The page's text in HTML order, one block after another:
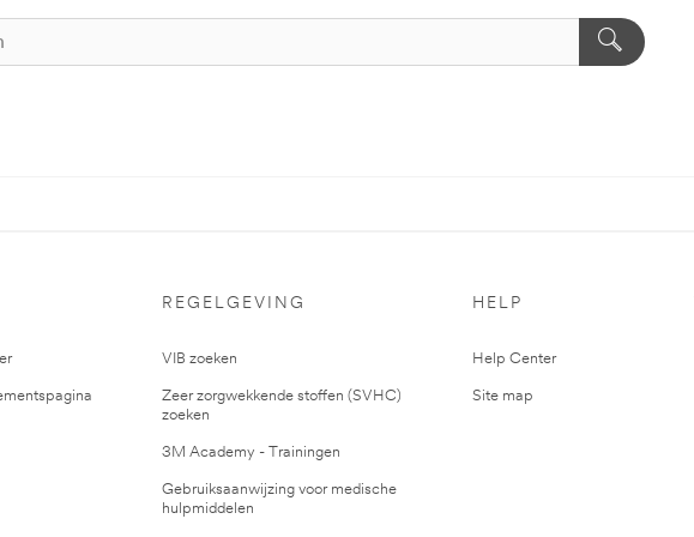
REGELGEVING
VIB zoeken
Zeer zorgwekkende stoffen (SVHC)
zoeken
3M Academy - Trainingen
Gebruiksaanwijzing voor medische
hulpmiddelen
HELP
Help Center
Site map